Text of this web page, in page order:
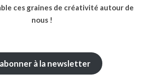
ces graines de créativité autour de
nous !
à la newsletter